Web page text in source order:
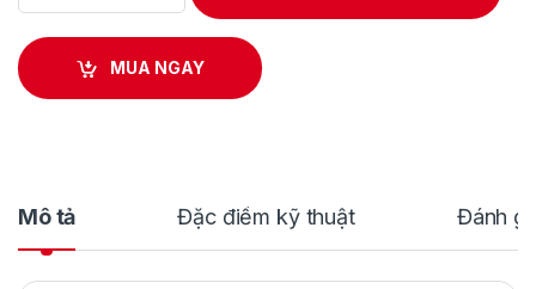
MUA NGAY
Mô tả Đặc điểm kỹ thuật Đánh